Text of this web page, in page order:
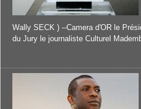
Wally SECK ) --Camera d'OR le
du Jury le journaliste Culturel